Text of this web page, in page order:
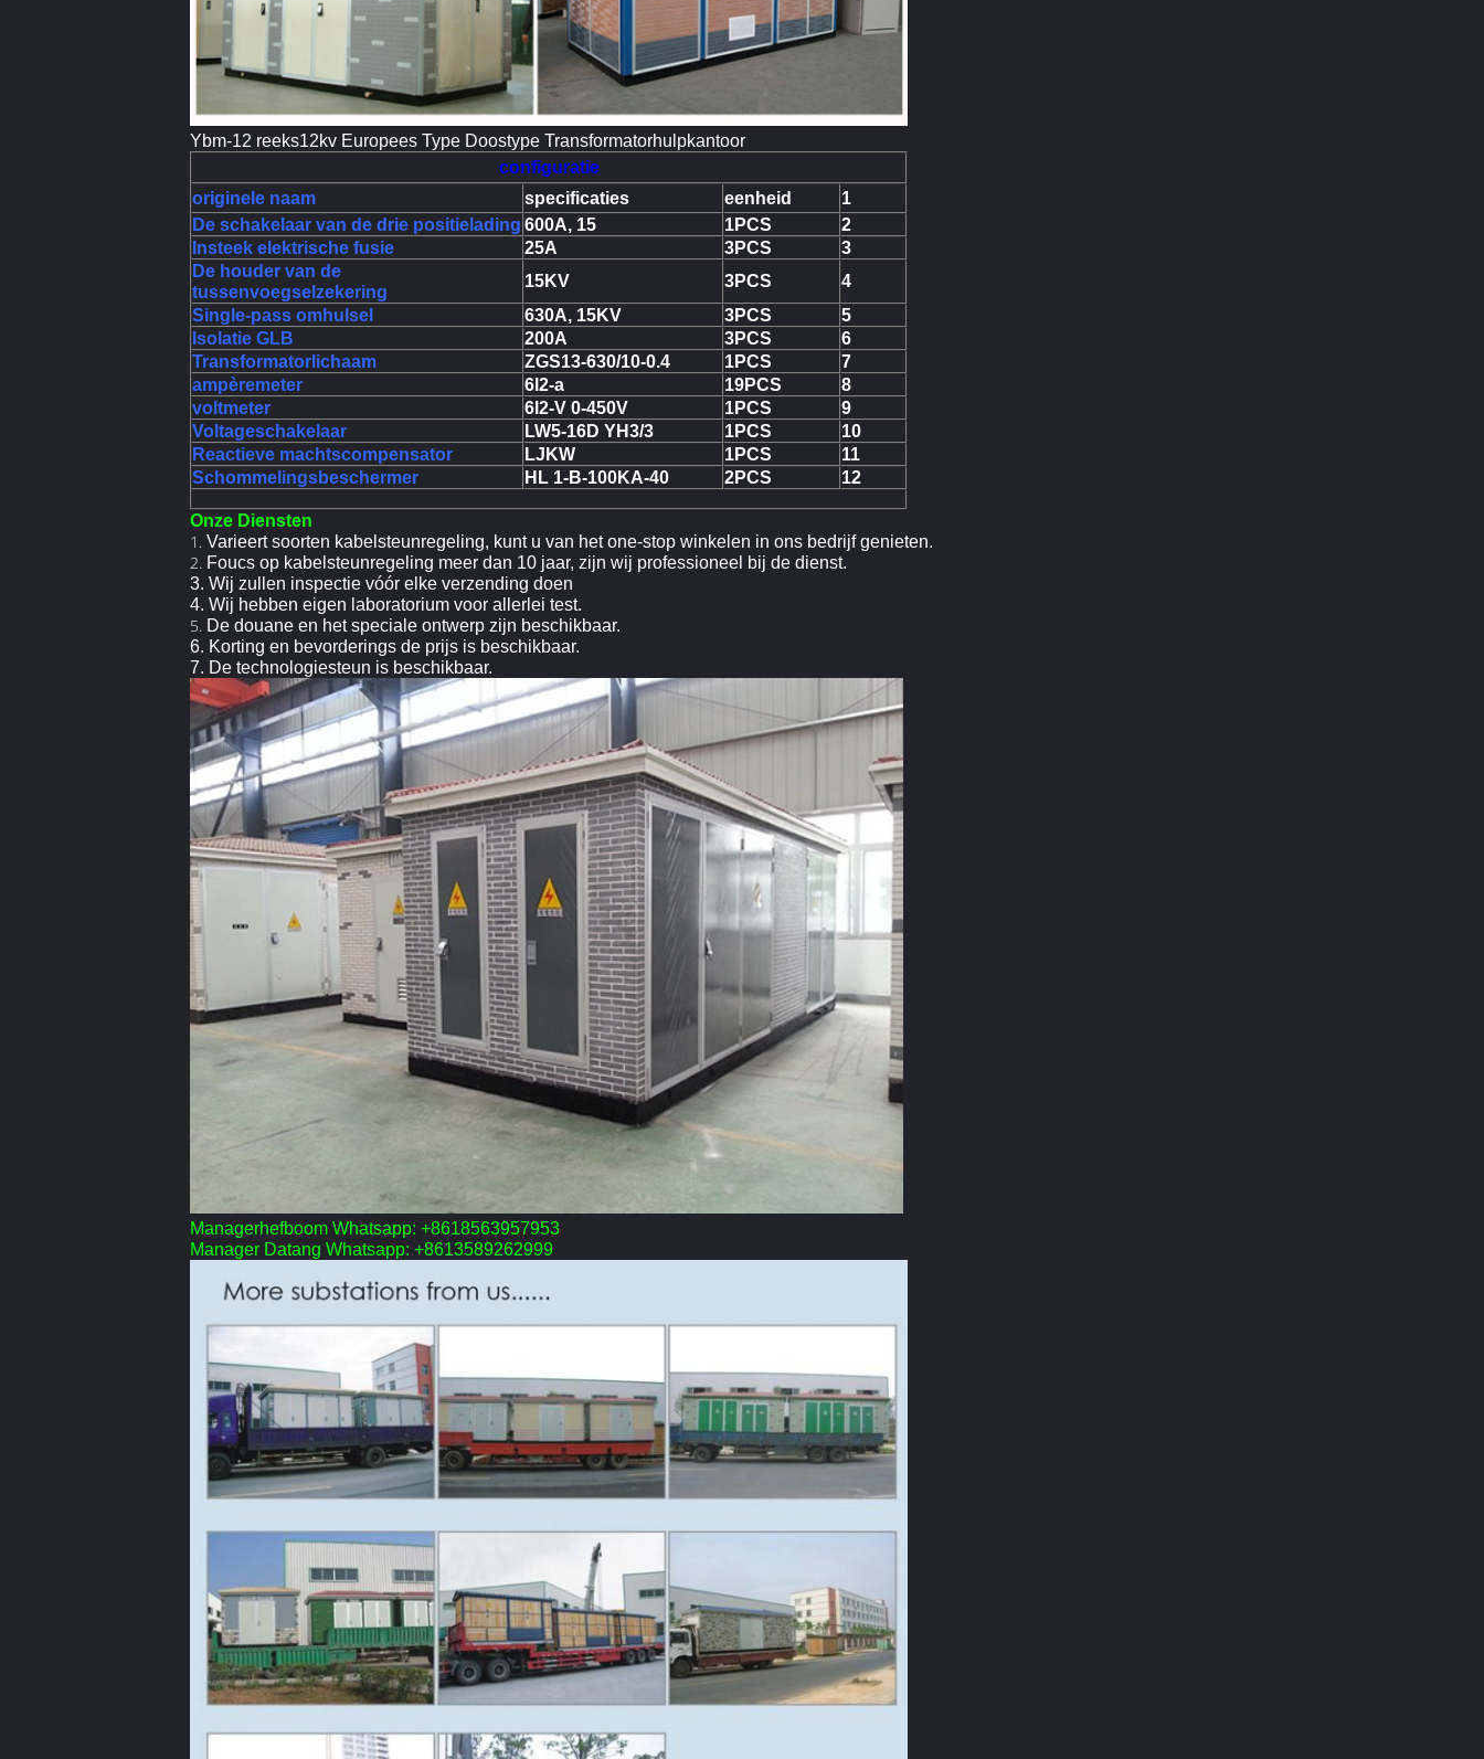
Ybm-12 reeks12kv Europees Type Doostype Transformatorhulpkantoor
configuratie
originele naam
specificaties eenheid
1
De schakelaar van de drie positielading 600A, 15 1PCS
2
Insteek elektrische fusie
25A 3PCS
3
De houder van de
tussenvoegselzekering
15KV 3PCS
4
Single-pass omhulsel
630A, 15KV 3PCS
5
Isolatie GLB
200A 3PCS
6
Transformatorlichaam
ZGS13-630/10-0.4 1PCS
7
ampèremeter
6l2-a 19PCS
8
voltmeter
6l2-V 0-450V 1PCS
9
Voltageschakelaar
LW5-16D YH3/3 1PCS
10
Reactieve machtscompensator
LJKW 1PCS
11
Schommelingsbeschermer
HL 1-B-100KA-40 2PCS 12
Onze Diensten
1. Varieert soorten kabelsteunregeling, kunt u van het one-stop winkelen in ons bedrijf genieten.
2. Foucs op kabelsteunregeling meer dan 10 jaar, zijn wij professioneel bij de dienst.
3. Wij zullen inspectie vóór elke verzending doen
4. Wij hebben eigen laboratorium voor allerlei test.
5. De douane en het speciale ontwerp zijn beschikbaar.
6. Korting en bevorderings de prijs is beschikbaar.
7. De technologiesteun is beschikbaar.
Managerhefboom Whatsapp: +8618563957953
Manager Datang Whatsapp: +8613589262999